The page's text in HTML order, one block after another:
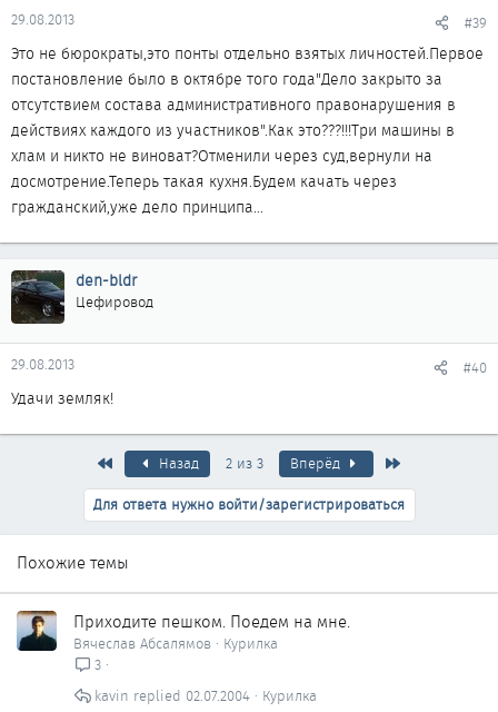
29.08.2013 #39
Это не бюрократы,это понты отдельно взятых личностей.Первое
постановление было в октябре того года"Дело закрыто за
отсутствием состава административного правонарушения в
действиях каждого из участников".Как это???!!!Три машины в
хлам и никто не виноват?Отменили через суд,вернули на
досмотрение.Теперь такая кухня.Будем качать через
гражданский,уже дело принципа...
den-bldr
Цефировод
29.08.2013 #40
Удачи земляк!
ПервыйНазад 2 из 3 Вперёд
Для ответа нужно войти/зарегистрироваться
Похожие темы
Приходите пешком. Поедем на мне.
Вячеслав Абсалямов
Курилка
3
Курилка
02.07.2004
kavin